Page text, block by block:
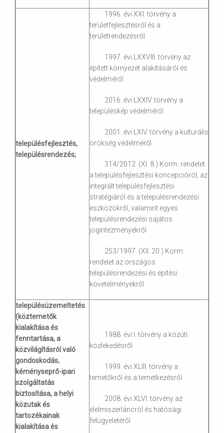
településfejlesztés,
településrendezés;
· 1996. évi XXI. törvény a
területfejlesztésről és a
területrendezésről
· 1997. évi LXXVIII. törvény az
épített környezet alakításáról és
védelméről
· 2016. évi LXXIV. törvény a
településkép védelméről
· 2001. évi LXIV. törvény a kulturális
örökség védelméről
· 314/2012. (XI. 8.) Korm. rendelet
a településfejlesztési koncepcióról, az
integrált településfejlesztési
stratégiáról és a településrendezési
eszközökről, valamint egyes
településrendezési sajátos
jogintézményekről
· 253/1997. (XII. 20.) Korm.
rendelet az országos
településrendezési és építési
követelményekről
településüzemeltetés
(köztemetők
kialakítása és
fenntartása, a
közvilágításról való
gondoskodás,
kéményseprő-ipari
szolgáltatás
biztosítása, a helyi
közutak és
tartozékainak
kialakítása és
· 1988. évi I. törvény a közúti
közlekedésről
· 1999. évi XLIII. törvény a
temetőkről és a temetkezésről
· 2008. évi XLVI. törvény az
élelmiszerláncról és hatósági
felügyeletéről